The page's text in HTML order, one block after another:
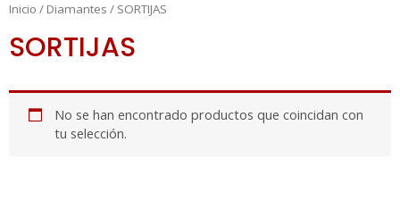
Inicio / Diamantes / SORTIJAS
SORTIJAS
No se han encontrado productos que coincidan con
tu selección.